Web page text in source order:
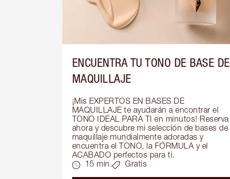
ENCUENTRA TU TONO DE BASE DE
MAQUILLAJE
¡Mis EXPERTOS EN BASES DE
MAQUILLAJE te ayudarán a encontrar el
TONO IDEAL PARA TI en minutos! Reserva
ahora y descubre mi selección de bases de
maquillaje mundialmente adoradas y
encuentra el TONO, la FÓRMULA y el
ACABADO perfectos para ti.
15 min.
Gratis